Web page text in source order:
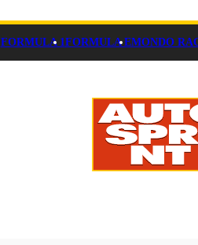
FORMULA 1FORMULA EMONDO